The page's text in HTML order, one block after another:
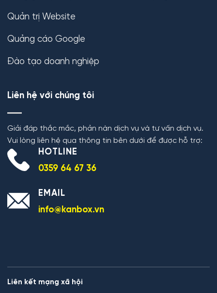
Quản trị Website
Quảng cáo Google
Đào tạo doanh nghiệp
Liên hệ với chúng tôi
Giải đáp thắc mắc, phản nàn dịch vụ và tư vấn dịch vụ.
Vui lòng liên hệ qua thông tin bên dưới để được hỗ trợ:
HOTLINE
0359 64 67 36
EMAIL
info@kanbox.vn
Liên kết mạng xã hội